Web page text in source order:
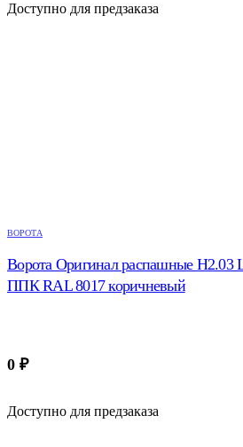
Доступно для предзаказа
ВОРОТА
Ворота Оригинал распашные Н2.03
ППК RAL 8017 коричневый
0 ₽
Доступно для предзаказа